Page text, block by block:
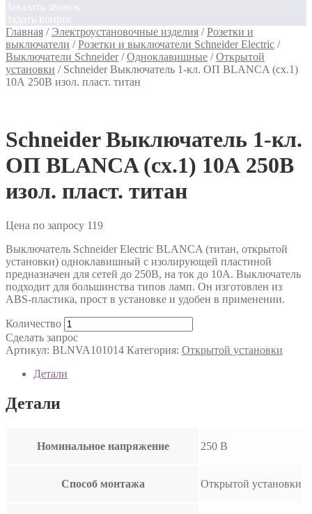
Заказать звонок
Задать вопрос
Главная / Электроустановочные изделия /Розетки и
выключатели /Розетки и выключатели Schneider Electric /
Выключатели Schneider/Одноклавишные /Открытой
установки / Schneider Выключатель 1-кл. ОП BLANCA (сх.1)
10А 250В изол. пласт. титан
Schneider Выключатель 1-кл.
ОП BLANCA (сх.1) 10А 250В
изол. пласт. титан
Цена по запросу 119
Выключатель Schneider Electric BLANCA (титан, открытой
установки) одноклавишный с изолирующей пластиной
предназначен для сетей до 250В, на ток до 10А. Выключатель
подходит для большинства типов ламп. Он изготовлен из
ABS-пластика, прост в установке и удобен в применении.
Количество
Сделать запрос
Артикул: BLNVA101014 Категория: Открытой установки
Детали
Детали
Номинальное напряжение 250 В
Способ монтажа Открытой установки